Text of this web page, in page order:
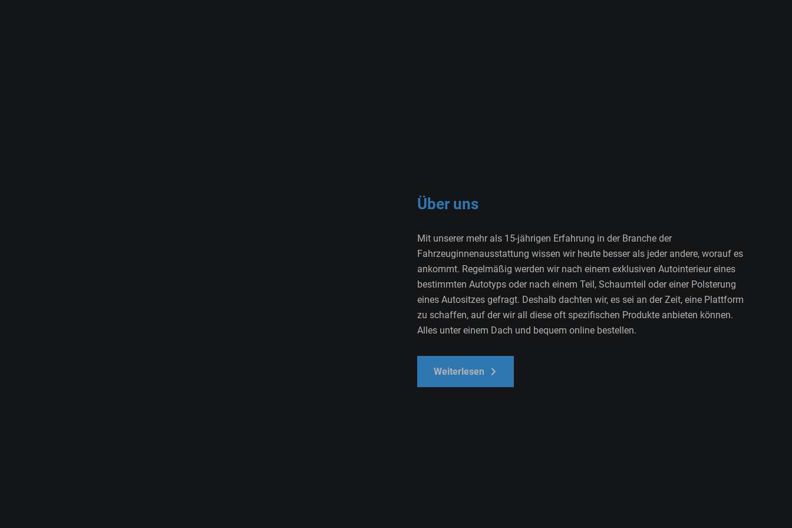
Über uns
Mit unserer mehr als 15-jährigen Erfahrung in der Branche der
Fahrzeuginnenausstattung wissen wir heute besser als jeder andere, worauf es
ankommt. Regelmäßig werden wir nach einem exklusiven Autointerieur eines
bestimmten Autotyps oder nach einem Teil, Schaumteil oder einer Polsterung
eines Autositzes gefragt. Deshalb dachten wir, es sei an der Zeit, eine Plattform
zu schaffen, auf der wir all diese oft spezifischen Produkte anbieten können.
Alles unter einem Dach und bequem online bestellen.
Weiterlesen